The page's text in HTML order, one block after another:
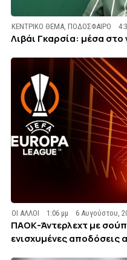
ΚΕΝΤΡΙΚΟ ΘΕΜΑ ,ΠΟΔΟΣΦΑΙΡΟ
Λιβάι Γκαρσία: μέσα στο
ΟΙ ΑΛΛΟΙ 1:06 μμ 6 Αυγούστου,
ΠΑΟΚ-Άντερλεχτ με
ενισχυμένες